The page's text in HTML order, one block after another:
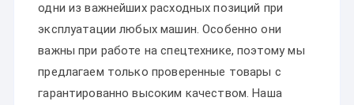
одни из важнейших расходных позиций при
эксплуатации любых машин. Особенно они
важны при работе на спецтехнике, поэтому мы
предлагаем только проверенные товары с
гарантированно высоким качеством. Наша